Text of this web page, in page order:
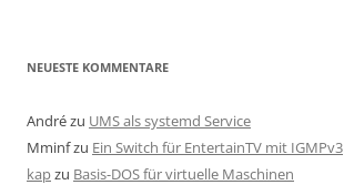
NEUESTE KOMMENTARE
Andrézu UMS als systemd Service
Mminfzu Ein Switch für EntertainTV mit IGMPv3
kapzu Basis-DOS für virtuelle Maschinen